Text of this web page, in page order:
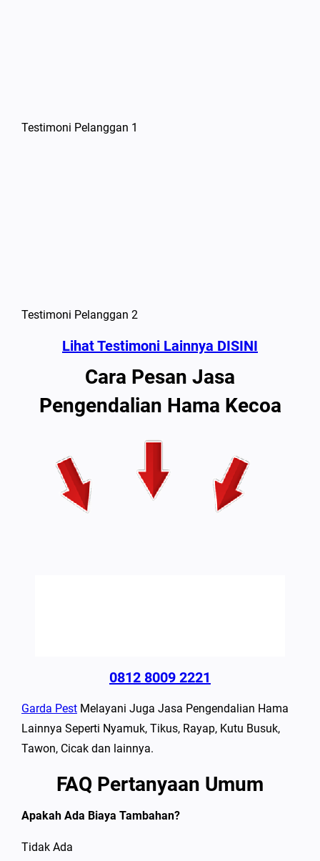
Testimoni Pelanggan 1
Testimoni Pelanggan 2
Lihat Testimoni Lainnya DISINI
Cara Pesan Jasa
Pengendalian Hama Kecoa
0812 8009 2221
Garda Pest Melayani Juga Jasa Pengendalian Hama
Lainnya Seperti Nyamuk, Tikus, Rayap, Kutu Busuk,
Tawon, Cicak dan lainnya.
FAQ Pertanyaan Umum
Apakah Ada Biaya Tambahan?
Tidak Ada